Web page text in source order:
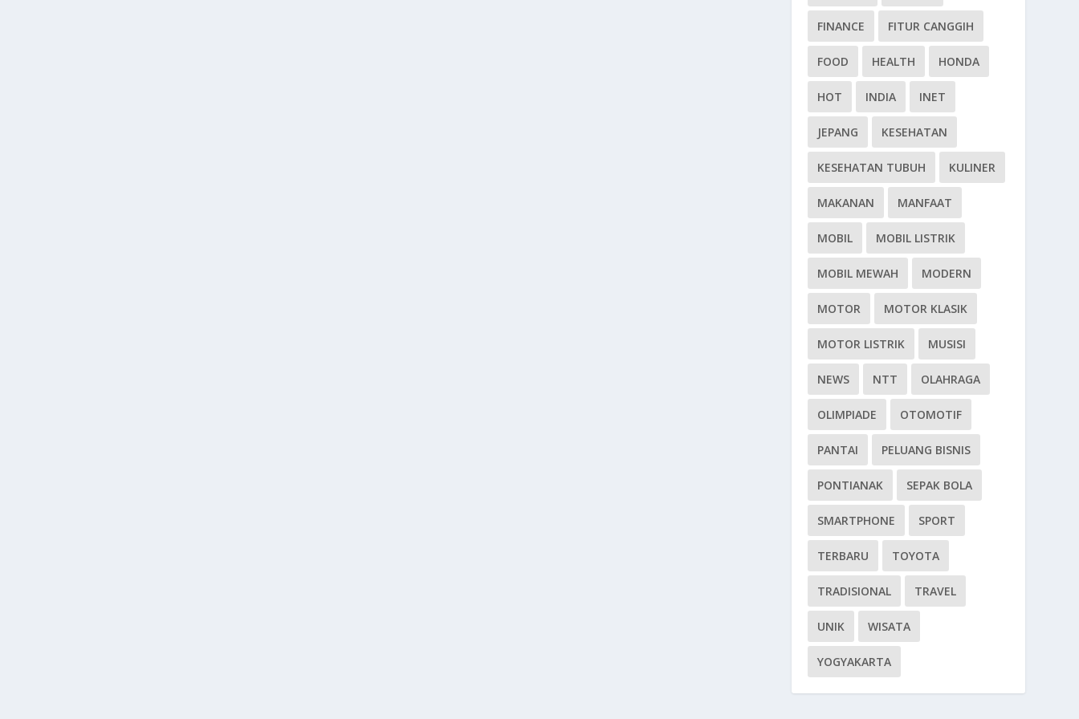
FINANCE FITUR CANGGIH
FOOD HEALTH HONDA
HOT INDIA INET
JEPANG KESEHATAN
KESEHATAN TUBUH KULINER
MAKANAN MANFAAT
MOBIL MOBIL LISTRIK
MOBIL MEWAH MODERN
MOTOR MOTOR KLASIK
MOTOR LISTRIK MUSISI
NEWS NTT OLAHRAGA
OLIMPIADE OTOMOTIF
PANTAI PELUANG BISNIS
PONTIANAK SEPAK BOLA
SMARTPHONE SPORT
TERBARU TOYOTA
TRADISIONAL TRAVEL
UNIK WISATA
YOGYAKARTA